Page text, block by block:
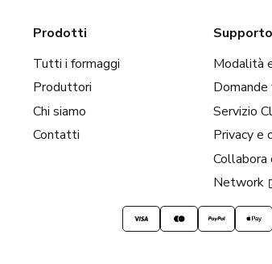
Prodotti
Tutti i formaggi
Produttori
Chi siamo
Contatti
Supporto
Modalità
Servizio
Privacy e
Collabora
Network